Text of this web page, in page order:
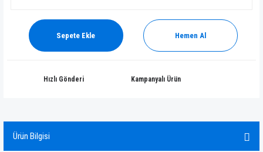
Sepete Ekle Hemen Al
Hızlı Gönderi Kampanyalı Ürün
Ürün Bilgisi